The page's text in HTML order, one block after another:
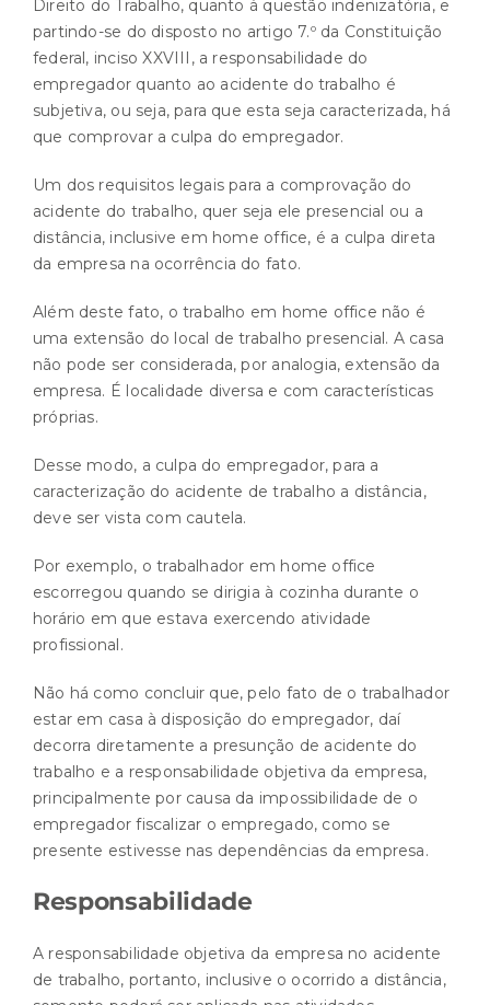
Direito do Trabalho, quanto à questão indenizatória, e
partindo-se do disposto no artigo 7.º da Constituição
federal, inciso XXVIII, a responsabilidade do
empregador quanto ao acidente do trabalho é
subjetiva, ou seja, para que esta seja caracterizada, há
que comprovar a culpa do empregador.
Um dos requisitos legais para a comprovação do
acidente do trabalho, quer seja ele presencial ou a
distância, inclusive em home office, é a culpa direta
da empresa na ocorrência do fato.
Além deste fato, o trabalho em home office não é
uma extensão do local de trabalho presencial. A casa
não pode ser considerada, por analogia, extensão da
empresa. É localidade diversa e com características
próprias.
Desse modo, a culpa do empregador, para a
caracterização do acidente de trabalho a distância,
deve ser vista com cautela.
Por exemplo, o trabalhador em home office
escorregou quando se dirigia à cozinha durante o
horário em que estava exercendo atividade
profissional.
Não há como concluir que, pelo fato de o trabalhador
estar em casa à disposição do empregador, daí
decorra diretamente a presunção de acidente do
trabalho e a responsabilidade objetiva da empresa,
principalmente por causa da impossibilidade de o
empregador fiscalizar o empregado, como se
presente estivesse nas dependências da empresa.
Responsabilidade
A responsabilidade objetiva da empresa no acidente
de trabalho, portanto, inclusive o ocorrido a distância,